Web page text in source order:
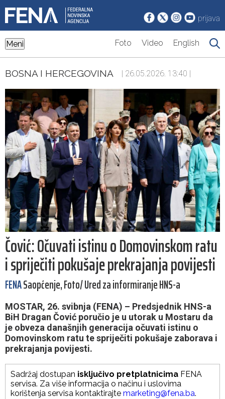
prijava
Meni Foto Video English
BOSNA I HERCEGOVINA | 26.05.2026. 13:40 |
Čović: Očuvati istinu o Domovinskom ratu
i spriječiti pokušaje prekrajanja povijesti
FENASaopćenje, Foto/ Ured za informiranje HNS-a
MOSTAR, 26. svibnja (FENA) – Predsjednik HNS-a
BiH Dragan Čović poručio je u utorak u Mostaru da
je obveza današnjih generacija očuvati istinu o
Domovinskom ratu te spriječiti pokušaje zaborava i
prekrajanja povijesti.
Sadržaj dostupan isključivo pretplatnicima FENA
servisa. Za više informacija o načinu i uslovima
korištenja servisa kontaktirajte marketing@fena.ba.